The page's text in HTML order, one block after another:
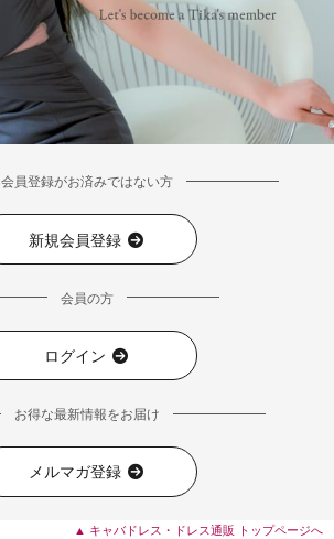
会員登録がお済みではない方
新規会員登録
会員の方
ログイン
お得な最新情報をお届け
メルマガ登録
▲ キャバドレス・ドレス通販 トップページへ